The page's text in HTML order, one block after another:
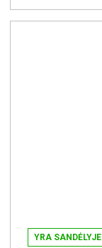
YRA SANDĖLYJE